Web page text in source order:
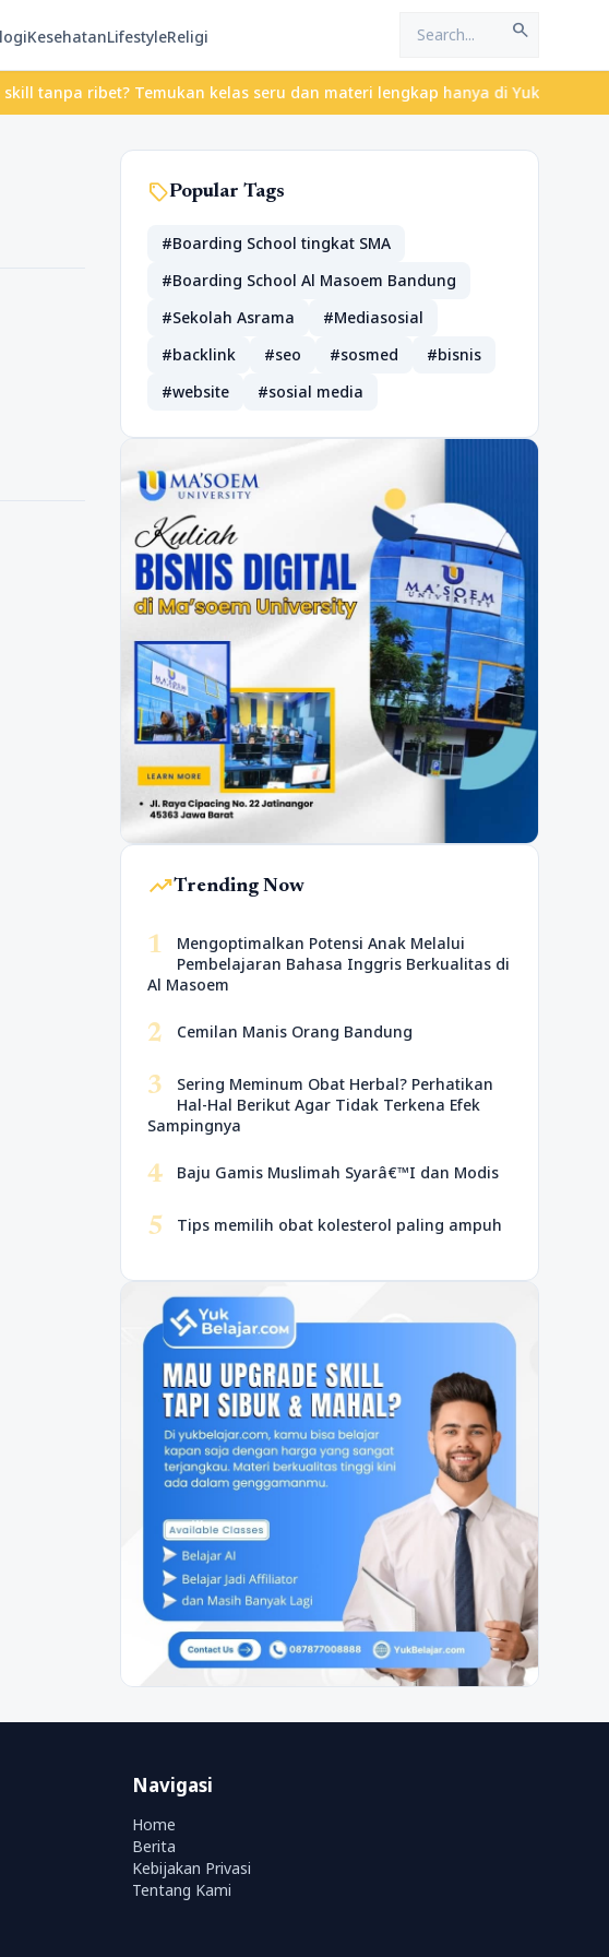
KesehatanLifestyleReligi search
ribet? Temukan kelas seru dan materi lengkap hanya di
sellPopular Tags
#Boarding School tingkat SMA
#Boarding School Al Masoem Bandung
#Sekolah Asrama
#Mediasosial
#backlink
#seo #sosmed
#bisnis
#website
#sosial media
trending_upTrending Now
1
Mengoptimalkan Potensi Anak Melalui
Pembelajaran Bahasa Inggris Berkualitas di
Al Masoem
2 Cemilan Manis Orang Bandung
3
Sering Meminum Obat Herbal? Perhatikan
Hal-Hal Berikut Agar Tidak Terkena Efek
Sampingnya
4 Baju Gamis Muslimah Syarâ€™I dan Modis
5 Tips memilih obat kolesterol paling ampuh
Navigasi
Home
Berita
Kebijakan Privasi
Tentang Kami